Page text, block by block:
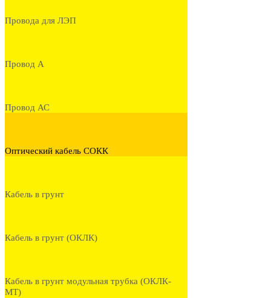
Провода для ЛЭП
Провод А
Провод АС
Оптический кабель СОКК
Кабель в грунт
Кабель в грунт (ОКЛК)
Кабель в грунт модульная трубка (ОКЛК-
МТ)